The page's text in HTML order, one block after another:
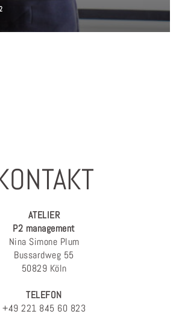
ATELIER
P2 management
Nina Simone Plum
Bussardweg 55
50829 Köln
TELEFON
+49 221 845 60 823